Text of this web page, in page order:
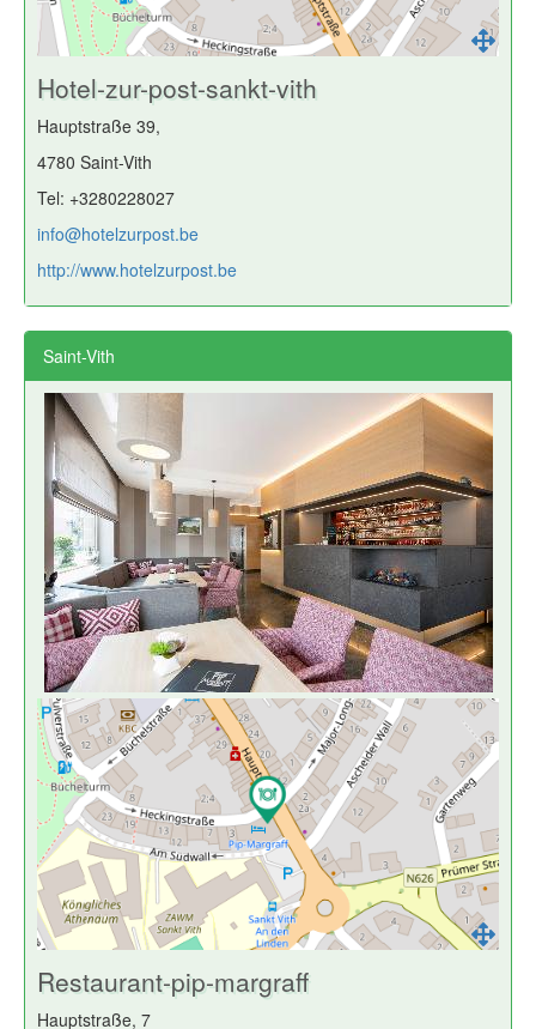
Hotel-zur-post-sankt-vith
Hauptstraße 39,
4780 Saint-Vith
Tel: +3280228027
info@hotelzurpost.be
http://www.hotelzurpost.be
Saint-Vith
Restaurant-pip-margraff
Hauptstraße, 7